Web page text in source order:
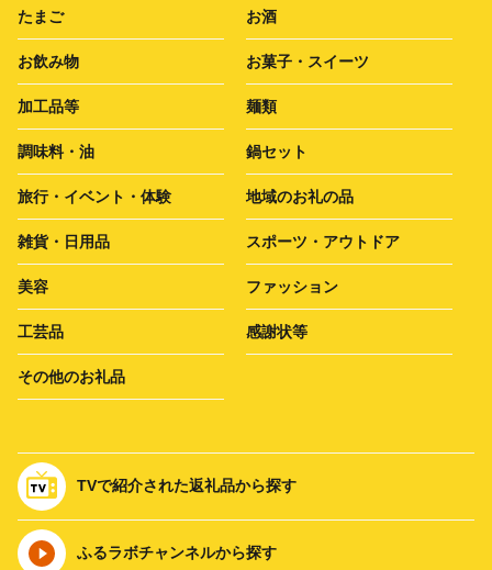
たまご お酒
お飲み物 お菓子・スイーツ
加工品等 麺類
調味料・油 鍋セット
旅行・イベント・体験 地域のお礼の品
雑貨・日用品 スポーツ・アウトドア
美容 ファッション
工芸品 感謝状等
その他のお礼品
TVで紹介された返礼品から探す
ふるラボチャンネルから探す